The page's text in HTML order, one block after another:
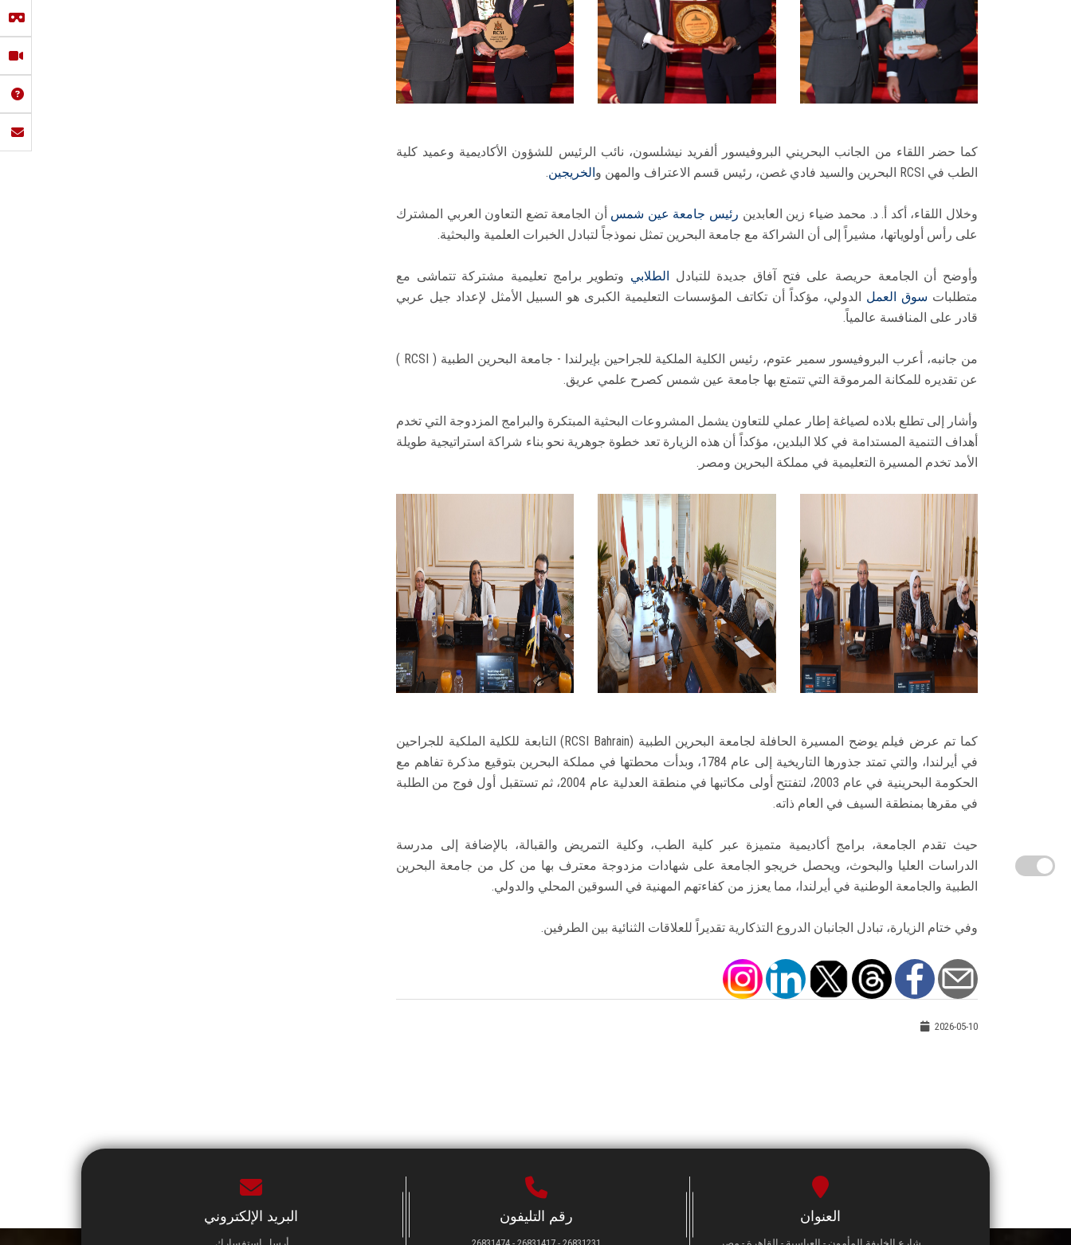
كما حضر اللقاء من الجانب البحريني البروفيسور ألفريد نيشلسون، نائب الرئيس للشؤون الأكاديمية وعميد كلية
الطب في RCSI البحرين والسيد فادي غصن، رئيس قسم الاعتراف والمهن و
الخريجين.
وخلال اللقاء، أكد أ. د. محمد ضياء زين العابدين رئيس جامعة عين شمس أن الجامعة تضع التعاون العربي المشترك
على رأس أولوياتها، مشيراً إلى أن الشراكة مع جامعة البحرين تمثل نموذجاً لتبادل الخبرات العلمية والبحثية.
وأوضح أن الجامعة حريصة على فتح آفاق جديدة للتبادل الطلابي وتطوير برامج تعليمية مشتركة تتماشى مع
متطلبات سوق العمل الدولي، مؤكداً أن تكاتف المؤسسات التعليمية الكبرى هو السبيل الأمثل لإعداد جيل عربي
قادر على المنافسة عالمياً.
من جانبه، أعرب البروفيسور سمير عتوم، رئيس الكلية الملكية للجراحين بإيرلندا - جامعة البحرين الطبية ( RCSI )
عن تقديره للمكانة المرموقة التي تتمتع بها جامعة عين شمس كصرح علمي عريق.
وأشار إلى تطلع بلاده لصياغة إطار عملي للتعاون يشمل المشروعات البحثية المبتكرة والبرامج المزدوجة التي تخدم
أهداف التنمية المستدامة في كلا البلدين، مؤكداً أن هذه الزيارة تعد خطوة جوهرية نحو بناء شراكة استراتيجية طويلة
الأمد تخدم المسيرة التعليمية في مملكة البحرين ومصر.
كما تم عرض فيلم يوضح المسيرة الحافلة لجامعة البحرين الطبية (RCSI Bahrain) التابعة للكلية الملكية للجراحين
في أيرلندا، والتي تمتد جذورها التاريخية إلى عام 1784، وبدأت محطتها في مملكة البحرين بتوقيع مذكرة تفاهم مع
الحكومة البحرينية في عام 2003، لتفتتح أولى مكاتبها في منطقة العدلية عام 2004، ثم تستقبل أول فوج من الطلبة
في مقرها بمنطقة السيف في العام ذاته.
حيث تقدم الجامعة، برامج أكاديمية متميزة عبر كلية الطب، وكلية التمريض والقبالة، بالإضافة إلى مدرسة
الدراسات العليا والبحوث، ويحصل خريجو الجامعة على شهادات مزدوجة معترف بها من كل من جامعة البحرين
الطبية والجامعة الوطنية في أيرلندا، مما يعزز من كفاءتهم المهنية في السوقين المحلي والدولي.
وفي ختام الزيارة، تبادل الجانبان الدروع التذكارية تقديراً للعلاقات الثنائية بين الطرفين.
2026-05-10
العنوان رقم التليفون البريد الإلكتروني